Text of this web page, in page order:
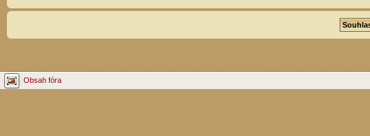
Obsah fóra